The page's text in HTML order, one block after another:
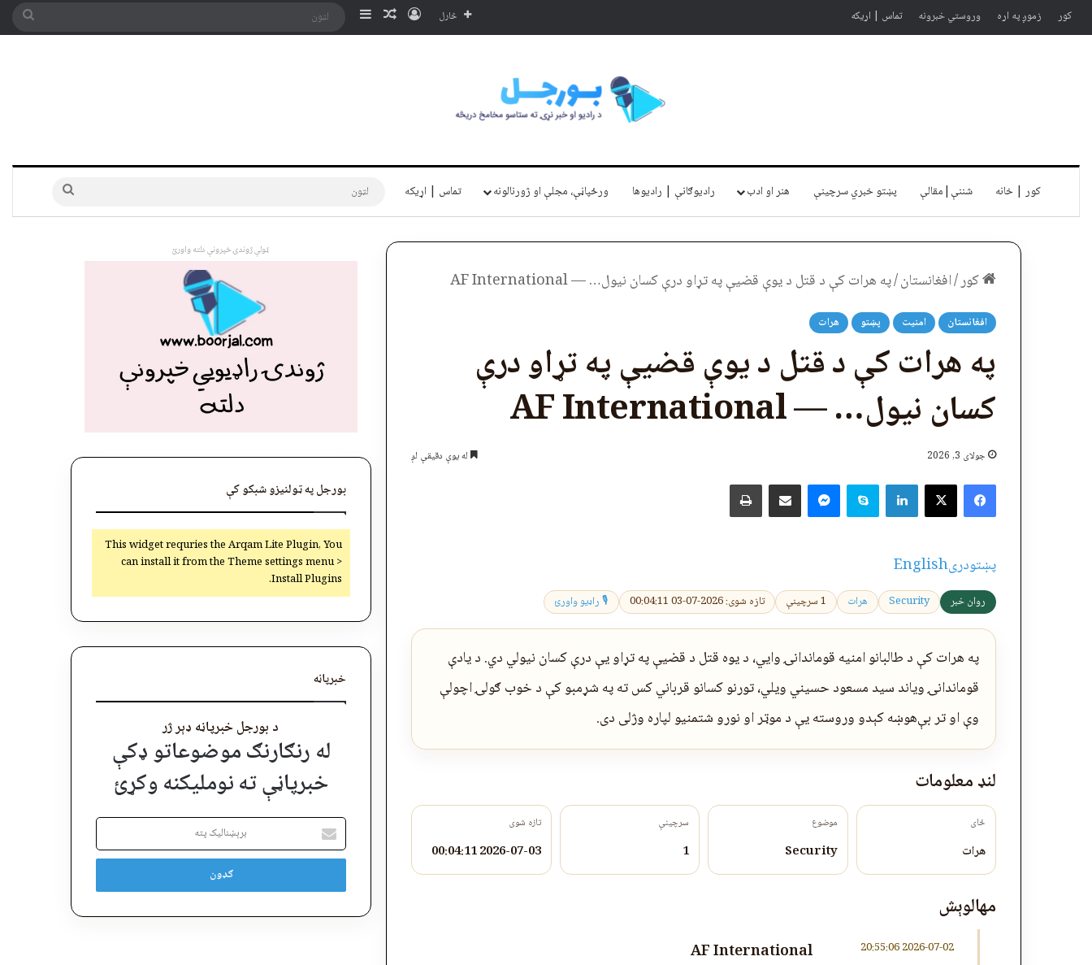
کور زموږ په اړه وروستي خبرونه تماس | اړیکه څارل ننوتلناڅاپه توری
Sidebar لټون
کور | خانه شننې|مقالې پښتو خبري سرچينې هنر او ادب رادیوګانې | رادیوها ورځپاڼې، مجلې او ژورنالونه تماس | اړیکه لټون
کور/افغانستان/په هرات کې د قتل د یوې قضیې په تړاو درې کسان نیول… — AF International
افغانستان امنیت پښتو هرات
په هرات کې د قتل د یوې قضیې په تړاو درې
کسان نیول… — AF International
جولای 3, 2026 له یوې دقیقې لږ
Facebook
X
LinkedIn
Skype
Messenger
پر برېښنالیک یې شریک کړئ چاپول
پښتودریEnglish
روان خبر Security هرات 1 سرچینې تازه شوی: 2026-07-03 00:04:11 🎙 راډیو واورئ
په هرات کې د‌ طالبانو امنیه قوماندانۍ وایي، د یوه قتل د قضیې په تړاو یې درې کسان نیولي دي. د یادې
قوماندانۍ ویاند سید مسعود حسیني ویلي، تورنو کسانو قرباني کس ته په شړمبو کې د خوب ګولۍ اچولې
وې او تر بې‌هوښه کېدو وروسته یې د موټر او نورو شتمنیو لپاره وژلی دی.
لنډ معلومات
ځای
هرات
موضوع
Security
سرچینې
1
تازه شوی
2026-07-03 00:04:11
مهالوېش
2026-07-02 20:55:06
AF International
ټولې ژوندۍ خپرونې دلته واورئ
بورجل په ټولنیزو شبکو کې
This widget requries the Arqam Lite Plugin, You
can install it from the Theme settings menu >
Install Plugins.
خبرپاڼه
د بورجل خبرپاڼه ډېر ژر
له رنګارنګ موضوعاتو ډکې
خبرپاڼې ته نوملیکنه وکړئ
برېښنالیک
پته